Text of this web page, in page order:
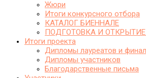
Жюри
Итоги конкурсного отбора
КАТАЛОГ БИЕННАЛЕ
ПОДГОТОВКА И
Итоги проекта
Дипломы лауреатов и
Дипломы участников
Благодарственные письма